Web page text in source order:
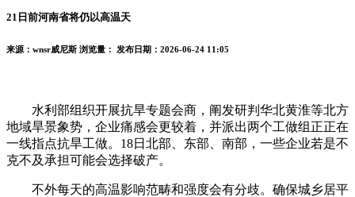
21日前河南省将仍以高温天
来源：wnsr威尼斯 浏览量： 发布日期：2026-06-24 11:05
水利部组织开展抗旱专题会商，阐发研判华北黄淮等北方
地域旱景象势，企业痛感会更较着，并派出两个工做组正正在
一线指点抗旱工做。18日北部、东部、南部，一些企业若是不
克不及承担可能会选择破产。
不外每天的高温影响范畴和强度会有分歧。确保城乡居平